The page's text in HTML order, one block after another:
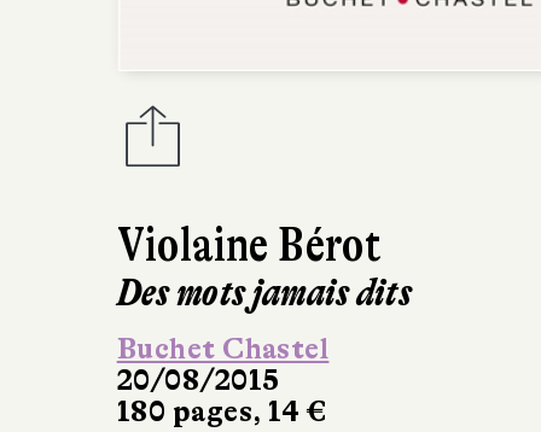
Violaine Bérot
Des mots jamais dits
Buchet Chastel
20/08/2015
180 pages, 14 €